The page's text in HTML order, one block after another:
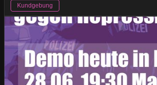
Kundgebung